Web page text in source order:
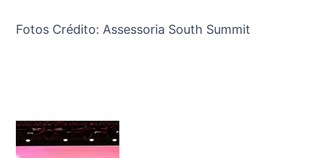
Fotos Crédito: Assessoria South Summit
Post
Navigation